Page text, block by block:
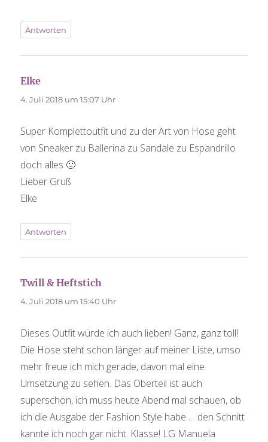
Antworten
Elke
4. Juli 2018 um 15:07 Uhr
Super Komplettoutfit und zu der Art von Hose geht
von Sneaker zu Ballerina zu Sandale zu Espandrillo
doch alles 🙂
Lieber Gruß
Elke
Antworten
Twill & Heftstich
4. Juli 2018 um 15:40 Uhr
Dieses Outfit würde ich auch lieben! Ganz, ganz toll!
Die Hose steht schon länger auf meiner Liste, umso
mehr freue ich mich gerade, davon mal eine
Umsetzung zu sehen. Das Oberteil ist auch
superschön, ich muss heute Abend mal schauen, ob
ich die Ausgabe der Fashion Style habe … den Schnitt
kannte ich noch gar nicht. Klasse! LG Manuela